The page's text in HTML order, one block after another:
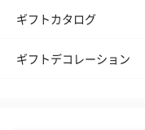
ギフトカタログ
ギフトデコレーション